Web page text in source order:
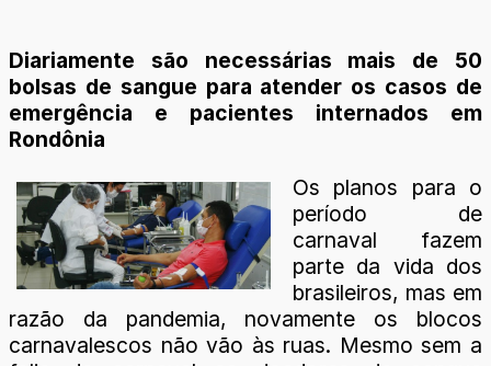
Diariamente são necessárias mais de 50
bolsas de sangue para atender os casos de
emergência e pacientes internados em
Rondônia
Os planos para o
período de
carnaval fazem
parte da vida dos
brasileiros, mas em
razão da pandemia, novamente os blocos
carnavalescos não vão às ruas. Mesmo sem a